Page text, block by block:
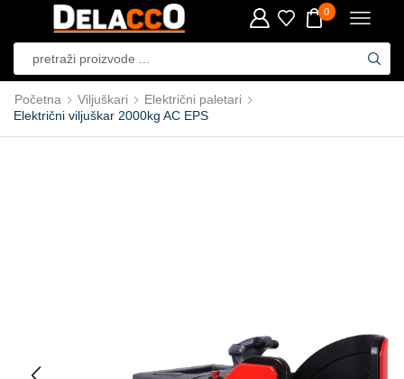
0
Početna Viljuškari
Električni paletari
Električni viljuškar 2000kg AC EPS